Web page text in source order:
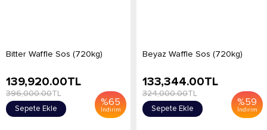
Bitter Waffle Sos (720kg)
%65
İndirim
139,920.00TL
396,000.00TL
Sepete Ekle
Beyaz Waffle Sos (720kg)
%59
İndirim
133,344.00TL
324,000.00TL
Sepete Ekle